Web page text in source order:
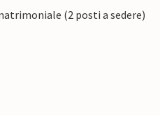
(2 posti a sedere)